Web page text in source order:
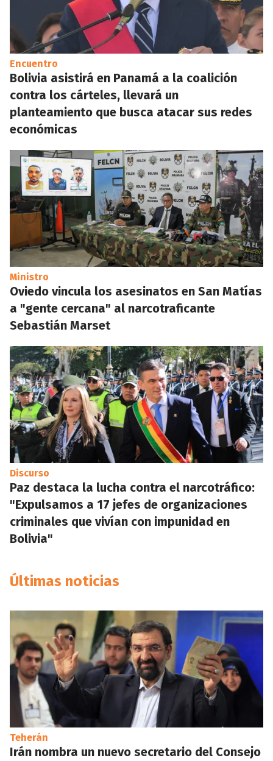
Encuentro
Bolivia asistirá en Panamá a la coalición
contra los cárteles, llevará un
planteamiento que busca atacar sus redes
económicas
Ministro
Oviedo vincula los asesinatos en San Matías
a "gente cercana" al narcotraficante
Sebastián Marset
Discurso
Paz destaca la lucha contra el narcotráfico:
"Expulsamos a 17 jefes de organizaciones
criminales que vivían con impunidad en
Bolivia"
Últimas noticias
Teherán
Irán nombra un nuevo secretario del Consejo